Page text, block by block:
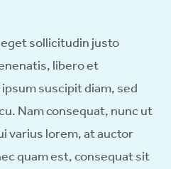
sollicitudin justo
libero et
suscipit diam, sed
Nam consequat, nunc ut
varius lorem, at auctor
quam est, consequat sit